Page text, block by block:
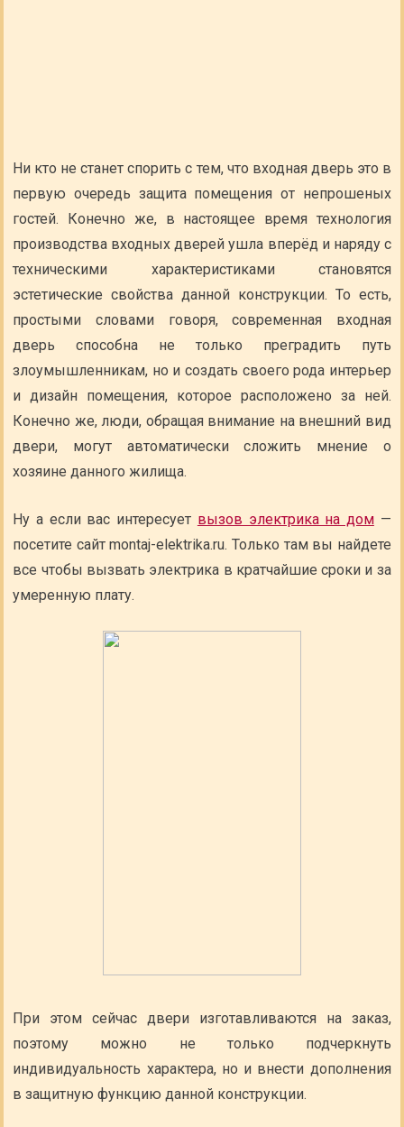
Ни кто не станет спорить с тем, что входная дверь это в
первую очередь защита помещения от непрошеных
гостей. Конечно же, в настоящее время технология
производства входных дверей ушла вперёд и наряду с
техническими характеристиками становятся
эстетические свойства данной конструкции. То есть,
простыми словами говоря, современная входная
дверь способна не только преградить путь
злоумышленникам, но и создать своего рода интерьер
и дизайн помещения, которое расположено за ней.
Конечно же, люди, обращая внимание на внешний вид
двери, могут автоматически сложить мнение о
хозяине данного жилища.
Ну а если вас интересует вызов электрика на дом—
посетите сайт montaj-elektrika.ru. Только там вы найдете
все чтобы вызвать электрика в кратчайшие сроки и за
умеренную плату.
При этом сейчас двери изготавливаются на заказ,
поэтому можно не только подчеркнуть
индивидуальность характера, но и внести дополнения
в защитную функцию данной конструкции.